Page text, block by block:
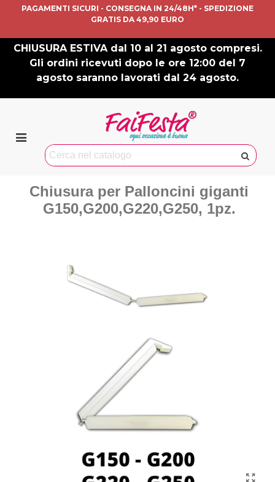
PAGAMENTI SICURI - CONSEGNA IN 24/48H* - SPEDIZIONE
GRATIS DA 49,90 EURO
CHIUSURA ESTIVA dal 10 al 21 agosto compresi.
Gli ordini ricevuti dopo le ore 12:00 del 7
agosto saranno lavorati dal 24 agosto.
Chiusura per Palloncini giganti
G150,G200,G220,G250, 1pz.